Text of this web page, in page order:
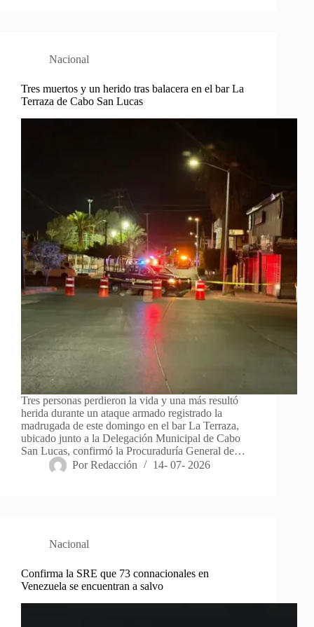
Nacional
Tres muertos y un herido tras balacera en el bar La
Terraza de Cabo San Lucas
Tres personas perdieron la vida y una más resultó
herida durante un ataque armado registrado la
madrugada de este domingo en el bar La Terraza,
ubicado junto a la Delegación Municipal de Cabo
San Lucas, confirmó la Procuraduría General de…
Por Redacción 14- 07- 2026
Nacional
Confirma la SRE que 73 connacionales en
Venezuela se encuentran a salvo